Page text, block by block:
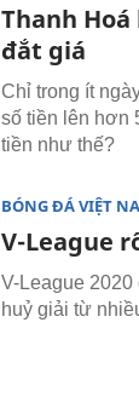
Thanh
đắt giá
Chỉ trong ít
số tiền lên hơn
tiền như thế?
BÓNG ĐÁ VIỆT
V-League
V-League
huỷ giải từ